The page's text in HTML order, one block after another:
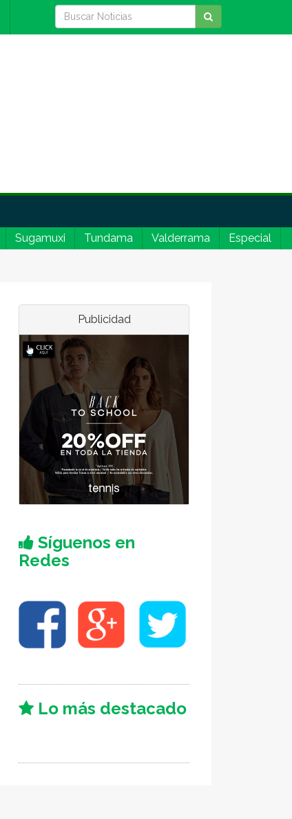
Sugamuxi Tundama Valderrama Especial
Publicidad
Síguenos en
Redes
Lo más destacado